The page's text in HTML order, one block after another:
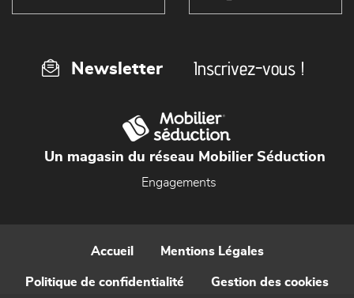
Newsletter Inscrivez-vous !
Un magasin du réseau Mobilier Séduction
Engagements
Accueil Mentions Légales
Politique de confidentialité Gestion des cookies